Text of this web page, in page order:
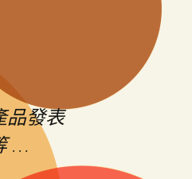
品發表
…